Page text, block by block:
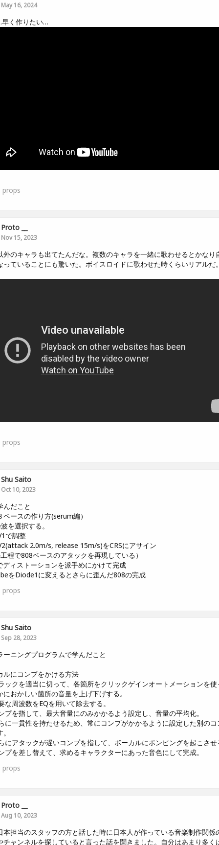
May 16, 2024
く作りたい…
props
Proto __
Nov 15, 2023
外のキャラも出てたんだな。複数のキャラを一緒に歌わせるとかなり
っていることにも驚いた。ボイスロイドに歌わせた時くらいリアルだ。
props
Shu Saito
Oct 10, 2023
んだこと
ベースの作り方(serum編）
を選択する。
で調整
2.0m/s, release 15m/s)をCRSにアサイン
程で808ベースのアタックを再現している）
ディストーションを派手めにかけて完成
をDiode1に変えるとさらに歪んだ808の完成
props
Shu Saito
Sep 28, 2023
ーニングプログラムで学んだこと
ルにコンプをかける方法
ックを適当に切って、各箇所をクリックゲインオートメーションを使
におかしい箇所の音量を上げ下げする。
な周波数をEQを用いて除去する。
プを指して、最大音量にのみかかるよう設定し、音量の平均化。
に一貫性を持たせるため、常にコンプがかかるように設定した別のコ
にアタックが遅いコンプを指して、ボーカルにポンピングを起こさせ
プを差し替えて、求めるキャラクターにあった音色にして完成。
props
Proto __
Aug 10, 2023
本担当のスタッフの方と話した時に日本人が作っている音楽制作関係
チャンネルを探していると言った話を聞きました。自分はあまり多く